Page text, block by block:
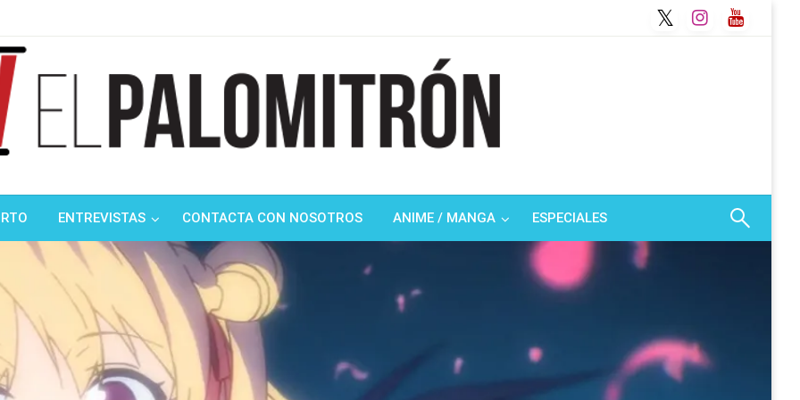
ENTREVISTAS CONTACTA CON NOSOTROS ANIME / MANGA ESPECIALES